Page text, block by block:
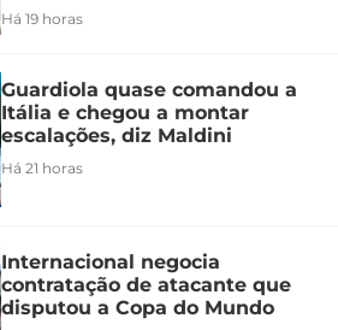
Há 19 horas
Guardiola quase comandou a
Itália e chegou a montar
escalações, diz Maldini
Há 21 horas
Internacional negocia
contratação de atacante que
disputou a Copa do Mundo